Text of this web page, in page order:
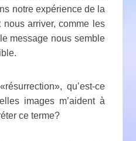
notre expérience de la
arriver, comme les
message nous semble
qu’est-ce
images m’aident à
ce terme?